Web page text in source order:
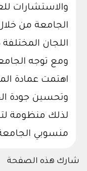
والاستشارات
الجامعة من
اللجان المختلفة
ومع توجه
اهتمت عمادة
وتحسين جودة
لذلك منظومة
منسوبي
شارك هذه الصفحة